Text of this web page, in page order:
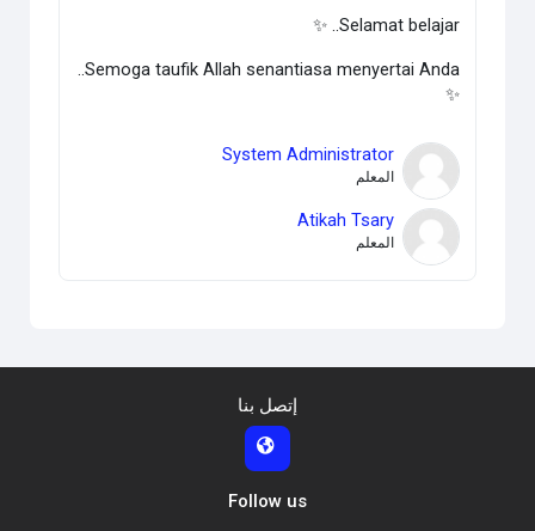
Selamat belajar.. ✨
Semoga taufik Allah senantiasa menyertai Anda..
✨
System Administrator
المعلم
Atikah Tsary
المعلم
إتصل بنا
Follow us